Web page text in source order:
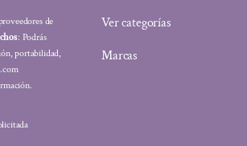
de
: Podrás
portabilidad,
Ver categorías
Marcas